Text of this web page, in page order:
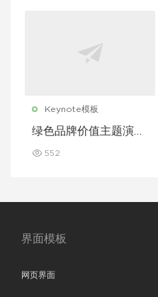
Keynote模板
绿色品牌价值主题演讲
552
界面模板
网页界面